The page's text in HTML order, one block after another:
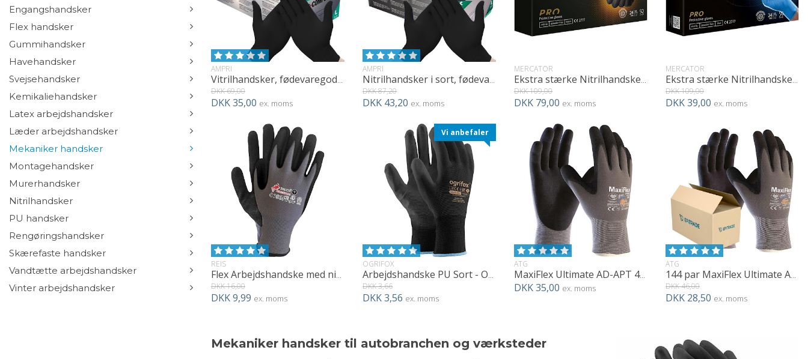
Engangshandsker
Flex handsker
Gummihandsker
Havehandsker
Svejsehandsker
Kemikaliehandsker
Latex arbejdshandsker
Læder arbejdshandsker
Mekaniker handsker
Montagehandsker
Murerhandsker
Nitrilhandsker
PU handsker
Rengøringshandsker
Skærefaste handsker
Vandtætte arbejdshandsker
Vinter arbejdshandsker
AMPRI
Vitrilhandsker, fødevaregodkendt - 100 stk. sort
DKK 69,00
DKK 35,00 ex. moms
AMPRI
Nitrilhandsker i sort, fødevaregodkendt - 100 stk.
DKK 87,20
DKK 43,20 ex. moms
MERCATOR
Ekstra stærke Nitrilhandsker i sort
DKK 109,00
DKK 79,00 ex. moms
MERCATOR
Ekstra stærke Nitrilhandsker i blå
DKK 109,00
DKK 39,00 ex. moms
REIS
Flex Arbejdshandske med nitril
DKK 16,00
DKK 9,99 ex. moms
Vi anbefaler
OGRIFOX
Arbejdshandske PU Sort - Ox Poliur
DKK 3,66
DKK 3,56 ex. moms
ATG
MaxiFlex Ultimate AD-APT 42-874
DKK 35,00 ex. moms
ATG
144 par MaxiFlex Ultimate AD-APT 42-874
DKK 46,00
DKK 28,50 ex. moms
Mekaniker handsker til autobranchen og værksteder